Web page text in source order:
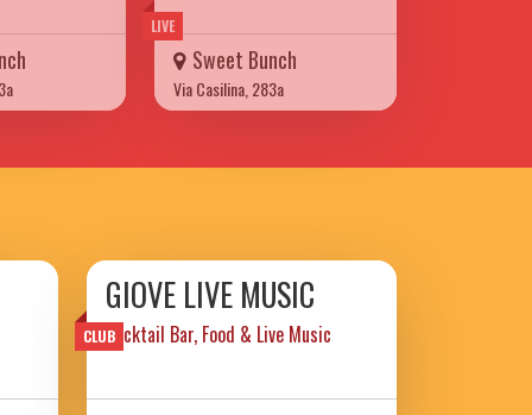
LIVE
Sweet Bunch
Via Casilina, 283a
CLUB
GIOVE LIVE MUSIC
Cocktail Bar, Food & Live Music